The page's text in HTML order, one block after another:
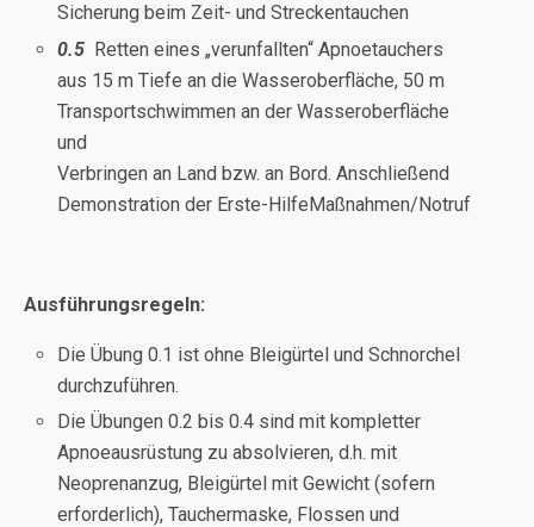
Sicherung beim Zeit- und Streckentauchen
0.5 Retten eines „verunfallten“ Apnoetauchers
aus 15 m Tiefe an die Wasseroberfläche, 50 m
Transportschwimmen an der Wasseroberfläche
und
Verbringen an Land bzw. an Bord. Anschließend
Demonstration der Erste-HilfeMaßnahmen/Notruf
Ausführungsregeln:
Die Übung 0.1 ist ohne Bleigürtel und Schnorchel
durchzuführen.
Die Übungen 0.2 bis 0.4 sind mit kompletter
Apnoeausrüstung zu absolvieren, d.h. mit
Neoprenanzug, Bleigürtel mit Gewicht (sofern
erforderlich), Tauchermaske, Flossen und